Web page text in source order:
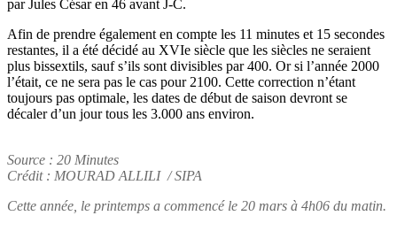
par Jules César en 46 avant J-C.
Afin de prendre également en compte les 11 minutes et 15 secondes
restantes, il a été décidé au XVIe siècle que les siècles ne seraient
plus bissextils, sauf s’ils sont divisibles par 400. Or si l’année 2000
l’était, ce ne sera pas le cas pour 2100. Cette correction n’étant
toujours pas optimale, les dates de début de saison devront se
décaler d’un jour tous les 3.000 ans environ.
Source : 20 Minutes
Crédit : MOURAD ALLILI / SIPA
Cette année, le printemps a commencé le 20 mars à 4h06 du matin.